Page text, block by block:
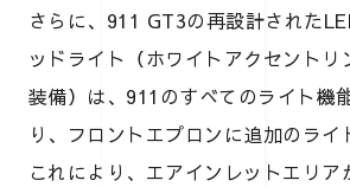
さらに、911 GT3の再設計された
ッドライト（ホワイトアクセントリ
装備）は、911のすべてのライト機
り、フロントエプロンに追加のライ
これにより、エアインレットエリア